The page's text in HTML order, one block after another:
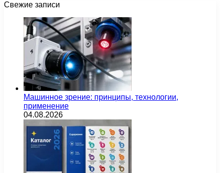
Свежие записи
Машинное зрение: принципы, технологии,
применение
04.08.2026